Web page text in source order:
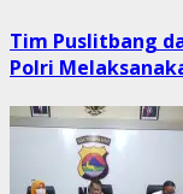
Tim Puslitbang
Polri